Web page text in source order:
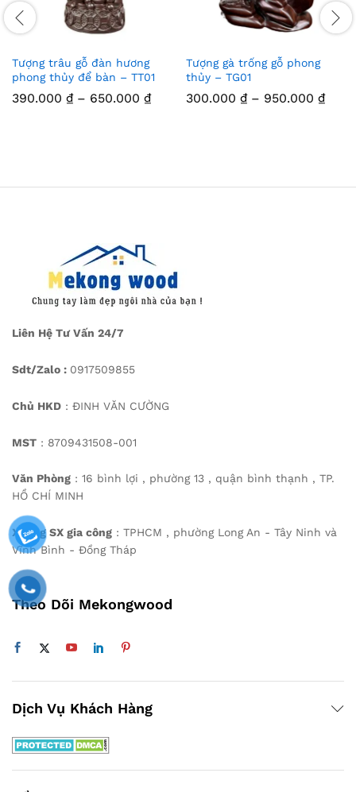
Tượng trâu gỗ đàn hương
phong thủy để bàn – TT01
390.000 ₫ – 650.000 ₫
Tượng gà trống gỗ phong
thủy – TG01
300.000 ₫ – 950.000 ₫
Liên Hệ Tư Vấn 24/7
Sdt/Zalo : 0917509855
Chủ HKD : ĐINH VĂN CƯỜNG
MST : 8709431508-001
Văn Phòng : 16 bình lợi , phường 13 , quận bình thạnh , TP.
HỒ CHÍ MINH
Xưởng SX gia công : TPHCM , phường Long An - Tây Ninh và
Vĩnh Bình - Đồng Tháp
Theo Dõi Mekongwood
Dịch Vụ Khách Hàng